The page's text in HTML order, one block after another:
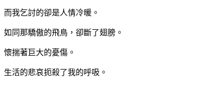
而我乞討的卻是人情冷暖。
如同那驕傲的飛鳥，卻斷了翅膀。
懷揣著巨大的憂傷。
生活的悲哀扼殺了我的呼吸。